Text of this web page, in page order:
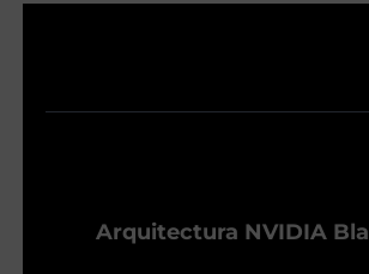
Arquitectura NVIDIA